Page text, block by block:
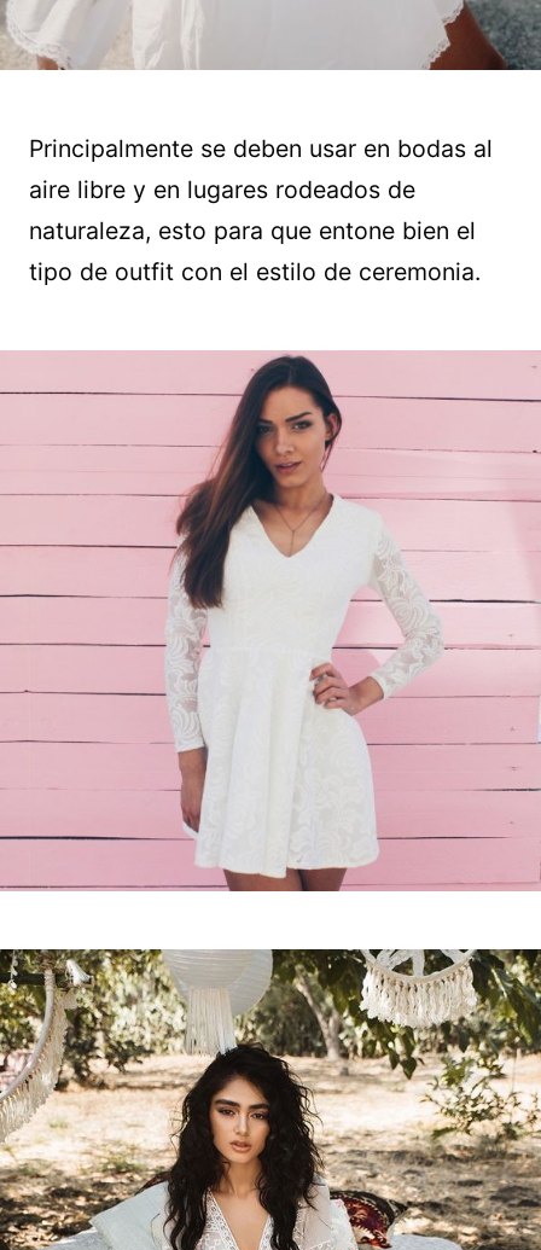
Principalmente se deben usar en bodas al
aire libre y en lugares rodeados de
naturaleza, esto para que entone bien el
tipo de outfit con el estilo de ceremonia.